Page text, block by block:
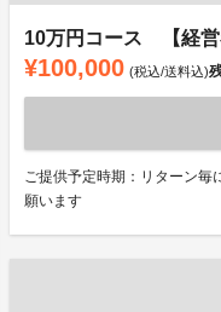
10万円コース 【経営
¥100,000 (税込/送料込)
ご提供予定時期：リターン毎
願います